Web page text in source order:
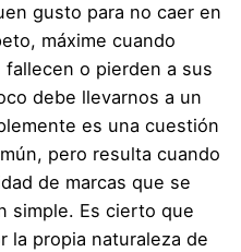
gusto para no caer en
máxime cuando
o pierden a sus
debe llevarnos a un
es una cuestión
pero resulta cuando
de marcas que se
simple. Es cierto que
la propia naturaleza de